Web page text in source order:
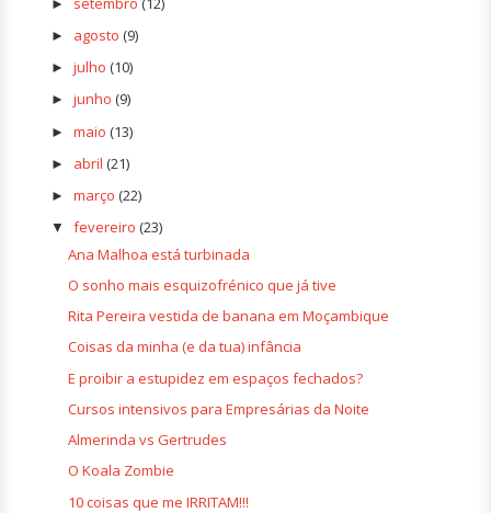
►
► agosto (9)
► julho (10)
► junho (9)
► maio (13)
► abril (21)
► março (22)
▼ fevereiro (23)
Ana Malhoa está turbinada
O sonho mais esquizofrénico que já tive
Rita Pereira vestida de banana em Moçambique
Coisas da minha (e da tua) infância
E proibir a estupidez em espaços fechados?
Cursos intensivos para Empresárias da Noite
Almerinda vs Gertrudes
O Koala Zombie
10 coisas que me IRRITAM!!!